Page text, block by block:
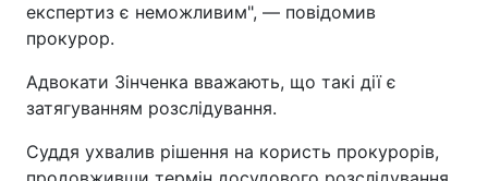
експертиз є неможливим", — повідомив
прокурор.
Адвокати Зінченка вважають, що такі дії є
затягуванням розслідування.
Суддя ухвалив рішення на користь прокурорів,